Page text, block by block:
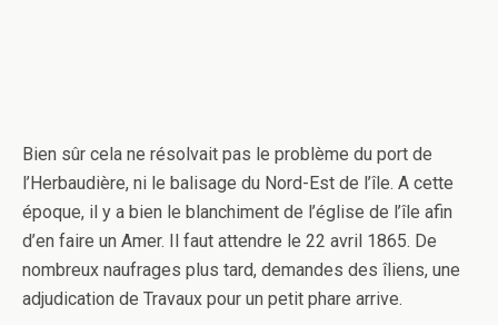
Bien sûr cela ne résolvait pas le problème du port de
l’Herbaudière, ni le balisage du Nord-Est de l’île. A cette
époque, il y a bien le blanchiment de l’église de l’île afin
d’en faire un Amer. Il faut attendre le 22 avril 1865. De
nombreux naufrages plus tard, demandes des îliens, une
adjudication de Travaux pour un petit phare arrive.